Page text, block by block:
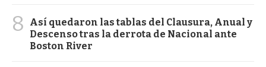
8
Así quedaron las tablas del Clausura, Anual y
Descenso tras la derrota de Nacional ante
Boston River